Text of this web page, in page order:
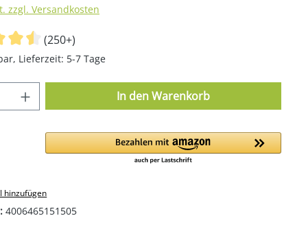
zzgl. Versandkosten
(250+)
Lieferzeit: 5-7 Tage
Gib den gewünschten Wert
In den Warenkorb
hinzufügen
4006465151505